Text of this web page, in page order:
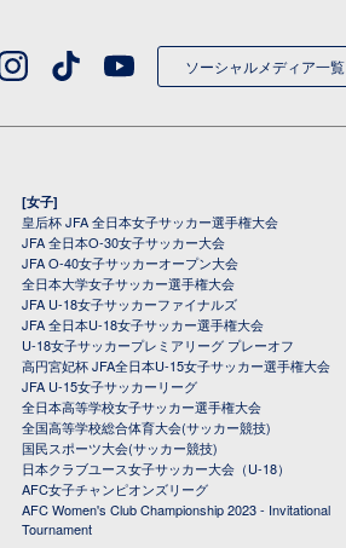
ソーシャルメディア一覧
[女子]
皇后杯 JFA 全日本女子サッカー選手権大会
JFA 全日本O-30女子サッカー大会
JFA O-40女子サッカーオープン大会
全日本大学女子サッカー選手権大会
JFA U-18女子サッカーファイナルズ
JFA 全日本U-18女子サッカー選手権大会
U-18女子サッカープレミアリーグ プレーオフ
高円宮妃杯 JFA全日本U-15女子サッカー選手権大会
JFA U-15女子サッカーリーグ
全日本高等学校女子サッカー選手権大会
全国高等学校総合体育大会(サッカー競技)
国民スポーツ大会(サッカー競技)
日本クラブユース女子サッカー大会（U-18）
AFC女子チャンピオンズリーグ
AFC Women's Club Championship 2023 - Invitational
Tournament